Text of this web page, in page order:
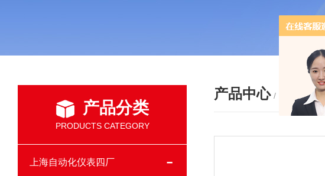
产品分类
PRODUCTS CATEGORY
上海自动化仪表四厂
产品中心 / PRODUCTS